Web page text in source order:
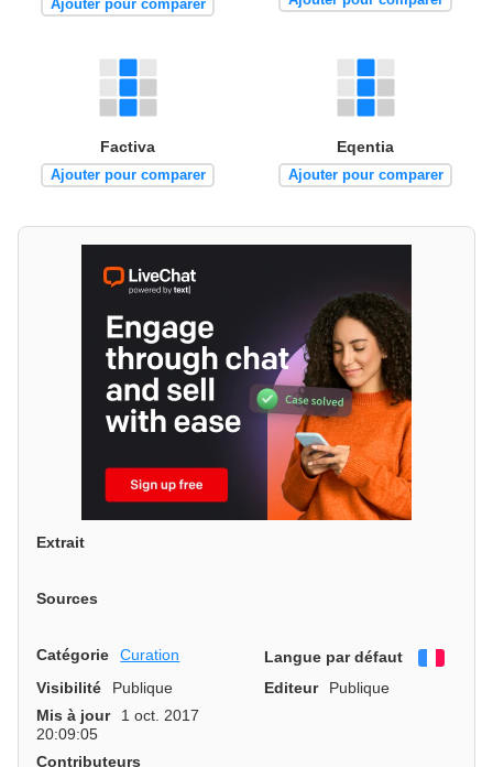
Ajouter pour comparer
Factiva
Ajouter pour comparer
Eqentia
Ajouter pour comparer
Extrait
Sources
Catégorie Curation Langue par défaut
Visibilité
Publique Editeur
Publique
Mis à jour
1 oct. 2017
20:09:05
Contributeurs